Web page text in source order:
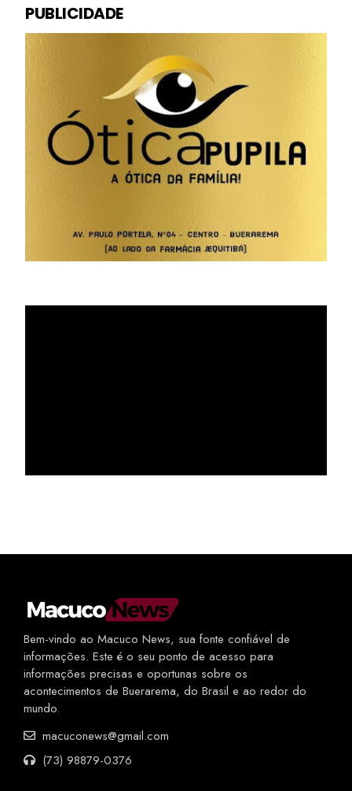
PUBLICIDADE
Bem-vindo ao Macuco News, sua fonte confiável de
informações. Este é o seu ponto de acesso para
informações precisas e oportunas sobre os
acontecimentos de Buerarema, do Brasil e ao redor do
mundo.
macuconews@gmail.com
(73) 98879-0376